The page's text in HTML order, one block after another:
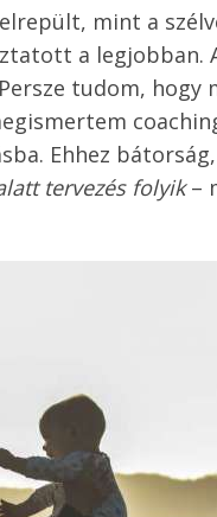
mint a
a legjobban.
tudom, hogy
Ehhez
tervezés folyik–